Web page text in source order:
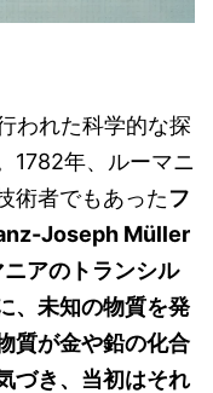
われた科学的な探
1782年、ルーマニ
術者でもあったフ
Joseph Müller
アのトランシル
、未知の物質を発
質が金や鉛の化合
づき、当初はそれ